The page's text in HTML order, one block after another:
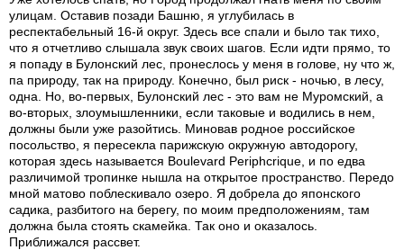
улицам. Оставив позади Башню, я углубилась в
респектабельный 16-й округ. Здесь все спали и было так тихо,
что я отчетливо слышала звук своих шагов. Если идти прямо, то
я попаду в Булонский лес, пронеслось у меня в голове, ну что ж,
па природу, так на природу. Конечно, был риск - ночью, в лесу,
одна. Но, во-первых, Булонский лес - это вам не Муромский, а
во-вторых, злоумышленники, если таковые и водились в нем,
должны были уже разойтись. Миновав родное российское
посольство, я пересекла парижскую окружную автодорогу,
которая здесь называется Boulevard Periphcrique, и по едва
различимой тропинке нышла на открытое пространство. Передо
мной матово поблескивало озеро. Я добрела до японского
садика, разбитого на берегу, по моим предположениям, там
должна была стоять скамейка. Так оно и оказалось.
Приближался рассвет.